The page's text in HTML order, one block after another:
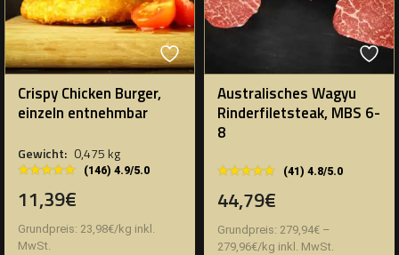
Crispy Chicken Burger,
einzeln entnehmbar
Gewicht: 0,475 kg
★★★★★
★★★★★ (146) 4.9/5.0
11,39€
Grundpreis: 23,98€/kg inkl.
MwSt.
Australisches Wagyu
Rinderfiletsteak, MBS 6-
8
★★★★★
★★★★★ (41) 4.8/5.0
44,79€
Grundpreis: 279,94€ –
279,96€/kg inkl. MwSt.